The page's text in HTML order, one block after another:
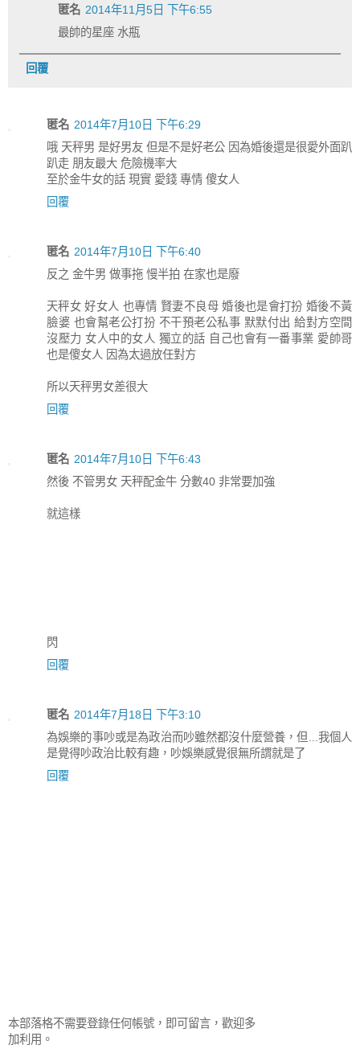
匿名 2014年11月5日 下午6:55
最帥的星座 水瓶
回覆
匿名 2014年7月10日 下午6:29
哦 天秤男 是好男友 但是不是好老公 因為婚後還是很愛外面趴
趴走 朋友最大 危險機率大
至於金牛女的話 現實 愛錢 專情 傻女人
回覆
匿名 2014年7月10日 下午6:40
反之 金牛男 做事拖 慢半拍 在家也是廢
天秤女 好女人 也專情 賢妻不良母 婚後也是會打扮 婚後不黃
臉婆 也會幫老公打扮 不干預老公私事 默默付出 給對方空間
沒壓力 女人中的女人 獨立的話 自己也會有一番事業 愛帥哥
也是傻女人 因為太過放任對方
所以天秤男女差很大
回覆
匿名 2014年7月10日 下午6:43
然後 不管男女 天秤配金牛 分數40 非常要加強
就這樣
閃
回覆
匿名 2014年7月18日 下午3:10
為娛樂的事吵或是為政治而吵雖然都沒什麼營養，但...我個人
是覺得吵政治比較有趣，吵娛樂感覺很無所謂就是了
回覆
本部落格不需要登錄任何帳號，即可留言，歡迎多
加利用。